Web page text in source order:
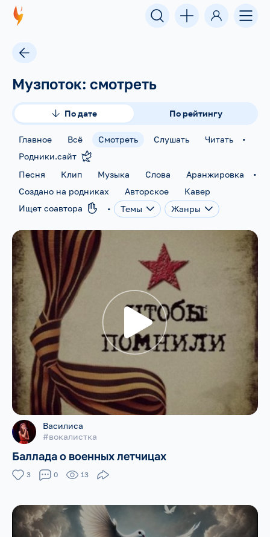
Музпоток: смотреть
По дате По рейтингу
Главное Всё Смотреть Слушать Читать
•
Родники.сайт
Песня
Клип Музыка Слова Аранжировка
•
Создано на родниках
Авторское
Кавер
Ищет соавтора
• Темы Жанры
Василиса
#вокалистка
Баллада о военных летчицах
3 0 13